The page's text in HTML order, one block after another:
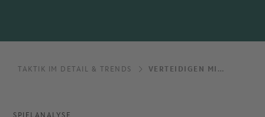
TAKTIK IM DETAIL & TRENDS VERTEIDIGEN MIT DER FÜNFERKETTE
SPIELANALYSE